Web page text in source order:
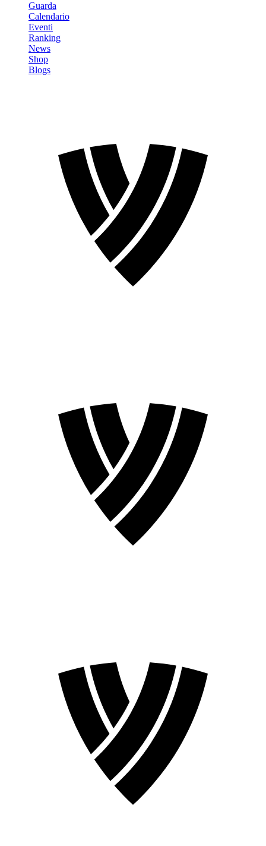
Guarda
Calendario
Eventi
Ranking
News
Shop
Blogs